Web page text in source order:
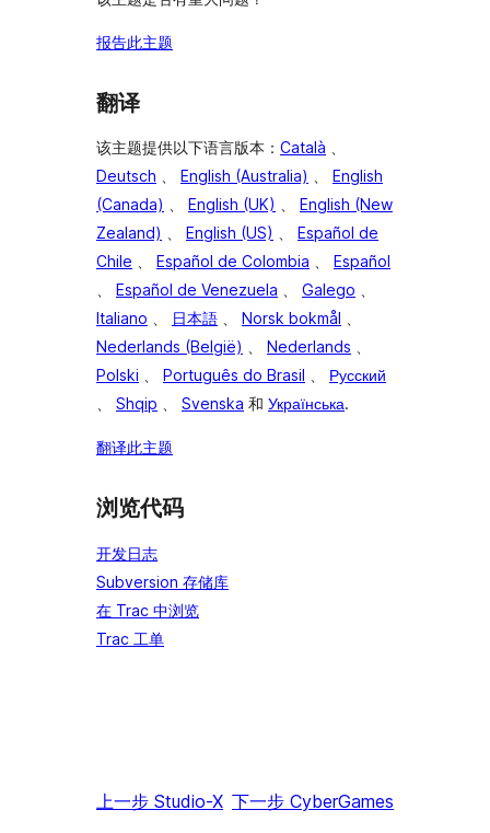
报告此主题
翻译
该主题提供以下语言版本： Català 、
Deutsch 、 English (Australia) 、 English
(Canada) 、 English (UK) 、 English (New
Zealand) 、 English (US) 、 Español de
Chile 、 Español de Colombia 、 Español
、 Español de Venezuela 、 Galego 、
Italiano 、 日本語 、 Norsk bokmål 、
Nederlands (België) 、 Nederlands 、
Polski 、 Português do Brasil 、 Русский
、 Shqip 、 Svenska 和 Українська.
翻译此主题
浏览代码
开发日志
Subversion 存储库
在 Trac 中浏览
Trac 工单
上一步 Studio-X 下一步 CyberGames